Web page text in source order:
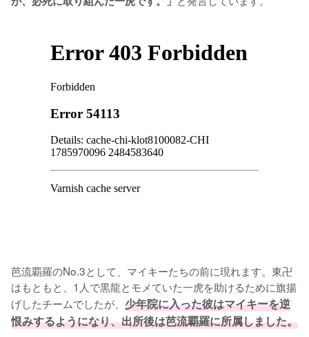
芭流覇羅のNo.3として、マイキーたちの前に現れます。東卍
はもともと、1人で黒龍とモメていた一虎を助けるために旗揚
げしたチームでしたが、 少年院に入った彼はマイキーを逆
恨みするようになり、出所後は芭流覇羅に所属しました。